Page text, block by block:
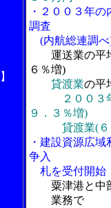
・２００３年
調査
(内航総連調べ
運送業の平
６％増)
貸渡業の平
２００
９．３％増)
貸渡業(６％
・建設資源広
争入
札を受付開始
粟津港と中
業務で